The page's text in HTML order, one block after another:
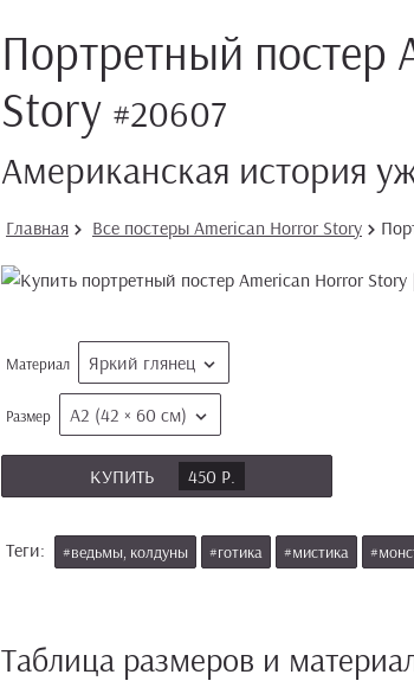
Портретный постер
Story #20607
Американская история
Главная Все постеры American Horror Story
Материал Яркий глянец
Размер А2 (42 × 60 см)
КУПИТЬ 450 Р.
Теги: #ведьмы, колдуны #готика #мистика
Таблица размеров и